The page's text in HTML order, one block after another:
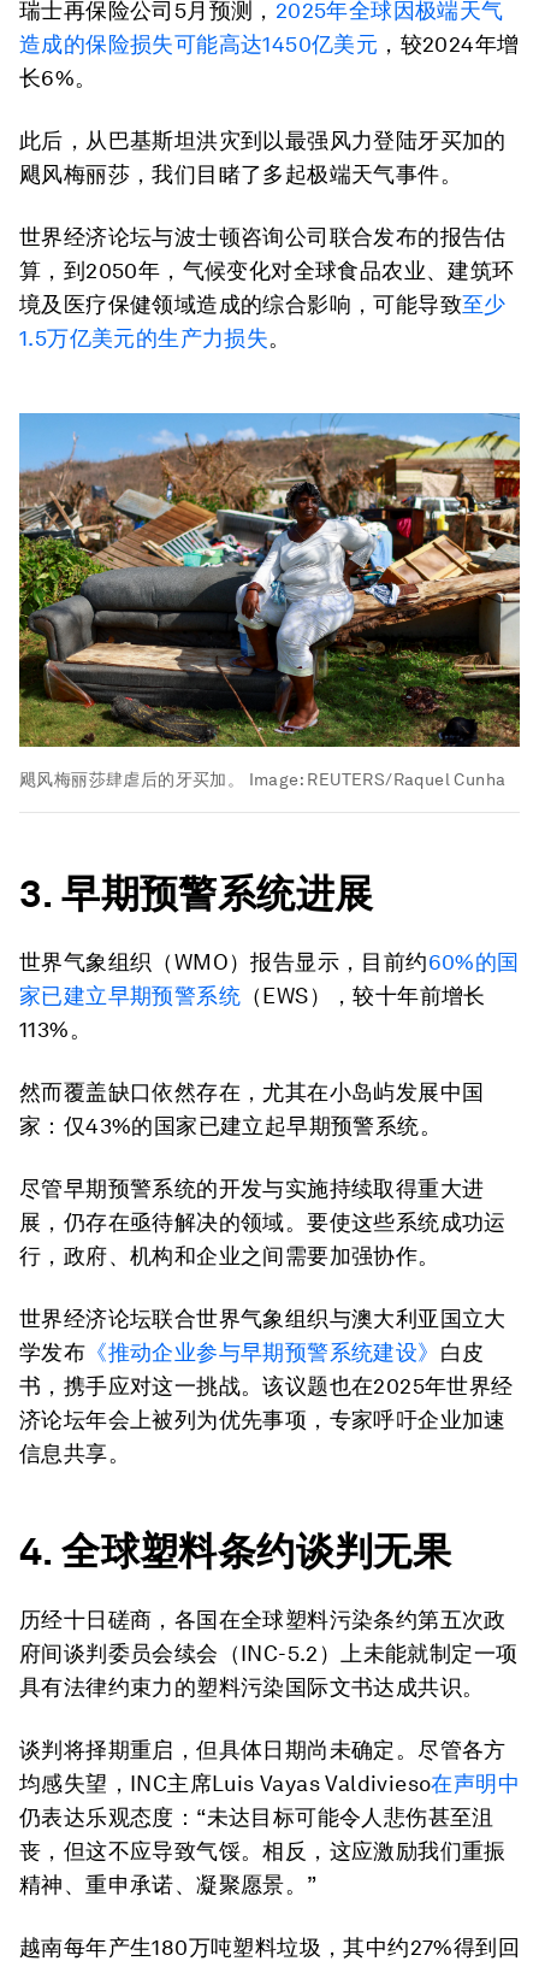
瑞士再保险公司5月预测， 2025年全球因极端天气
造成的保险损失可能高达1450亿美元 ，较2024年增
长6%。
此后，从巴基斯坦洪灾到以最强风力登陆牙买加的
飓风梅丽莎，我们目睹了多起极端天气事件。
世界经济论坛与波士顿咨询公司联合发布的报告估
算，到2050年，气候变化对全球食品农业、建筑环
境及医疗保健领域造成的综合影响，可能导致至少
1.5万亿美元的生产力损失。
飓风梅丽莎肆虐后的牙买加。 Image: REUTERS/Raquel Cunha
3. 早期预警系统进展
世界气象组织（WMO）报告显示，目前约60%的国
家已建立早期预警系统 （EWS），较十年前增长
113%。
然而覆盖缺口依然存在，尤其在小岛屿发展中国
家：仅43%的国家已建立起早期预警系统。
尽管早期预警系统的开发与实施持续取得重大进
展，仍存在亟待解决的领域。要使这些系统成功运
行，政府、机构和企业之间需要加强协作。
世界经济论坛联合世界气象组织与澳大利亚国立大
学发布 《推动企业参与早期预警系统建设》 白皮
书，携手应对这一挑战。该议题也在2025年世界经
济论坛年会上被列为优先事项，专家呼吁企业加速
信息共享。
4. 全球塑料条约谈判无果
历经十日磋商，各国在全球塑料污染条约第五次政
府间谈判委员会续会（INC-5.2）上未能就制定一项
具有法律约束力的塑料污染国际文书达成共识。
谈判将择期重启，但具体日期尚未确定。尽管各方
均感失望，INC主席Luis Vayas Valdivieso在声明中
仍表达乐观态度：“未达目标可能令人悲伤甚至沮
丧，但这不应导致气馁。相反，这应激励我们重振
精神、重申承诺、凝聚愿景。”
越南每年产生180万吨塑料垃圾，其中约27%得到回